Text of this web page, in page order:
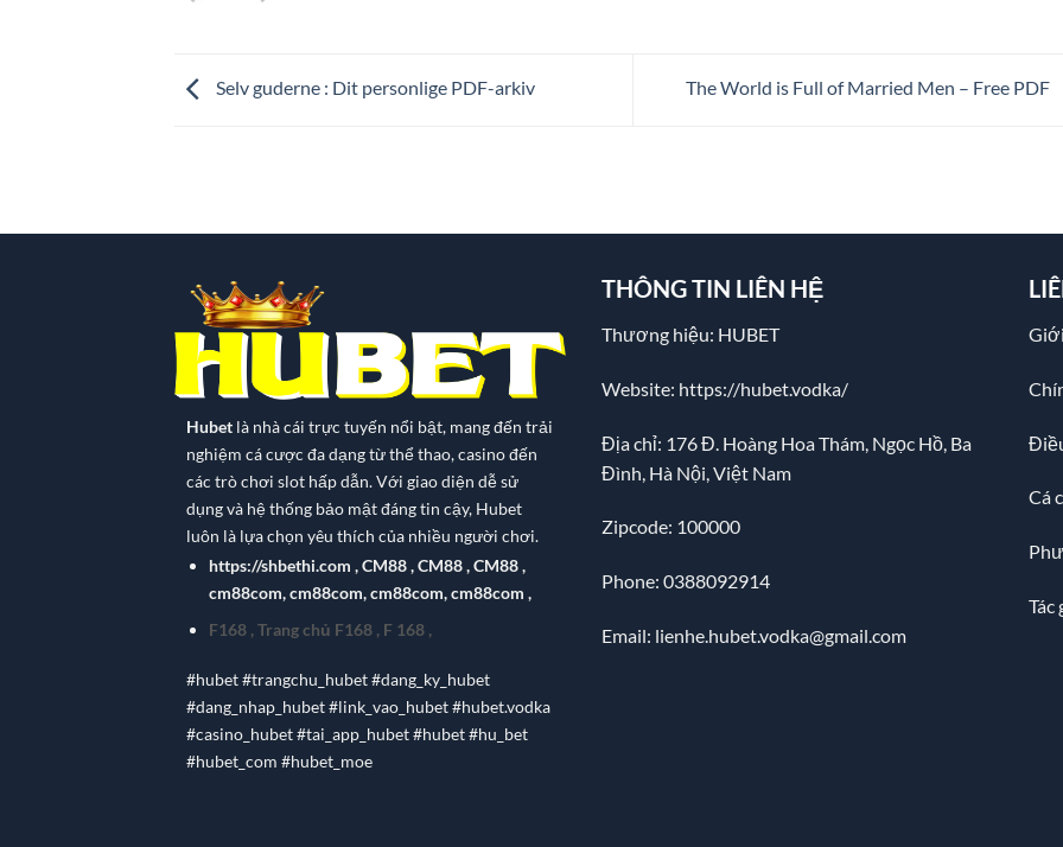
Selv guderne : Dit personlige PDF-arkiv The World is Full of Married Men – Free PDF
Hubet là nhà cái trực tuyến nổi bật, mang đến trải
nghiệm cá cược đa dạng từ thể thao, casino đến
các trò chơi slot hấp dẫn. Với giao diện dễ sử
dụng và hệ thống bảo mật đáng tin cậy, Hubet
luôn là lựa chọn yêu thích của nhiều người chơi.
https://shbethi.com ,CM88,CM88,CM88,
cm88com,cm88com,cm88com,cm88com ,
F168, Trang chủ F168, F 168,
#hubet #trangchu_hubet #dang_ky_hubet
#dang_nhap_hubet #link_vao_hubet #hubet.vodka
#casino_hubet #tai_app_hubet #hubet #hu_bet
#hubet_com #hubet_moe
THÔNG TIN LIÊN HỆ
Thương hiệu: HUBET
Website: https://hubet.vodka/
Địa chỉ: 176 Đ. Hoàng Hoa Thám, Ngọc Hồ, Ba
Đình, Hà Nội, Việt Nam
Zipcode: 100000
Phone: 0388092914
Email: lienhe.hubet.vodka@gmail.com
Cá
Tác